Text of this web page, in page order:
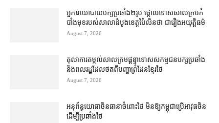
អ្នកនយោបាយ​បក្ស​ប្រឆាំង​២​រូប ថ្កោលទោស​សាលក្រម​កំ
បាំងមុខ​របស់​សាលាដំបូង​ខេត្ត​ប៉ៃលិន​ថា ជា​រឿង​អយុត្តិធម៌
August 7, 2026
តុលាការ​តម្កល់​សាលក្រម​ផ្ដន្ទាទោស​សកម្មជន​បក្ស​ប្រឆាំង​
និង​ពលរដ្ឋ​ដែល​ថត​ពី​បញ្ហា​ព្រំដែន​ខ្មែរ​ថៃ
August 7, 2026
អនុព័ន្ធយោធា​ចិន​ធានា​ចំពោះ​ថៃ មិន​ឱ្យ​កម្ពុជា​ប្រើ​អាវុធ​ចិន​
ដើម្បី​ប្រឆាំង​ថៃ ​